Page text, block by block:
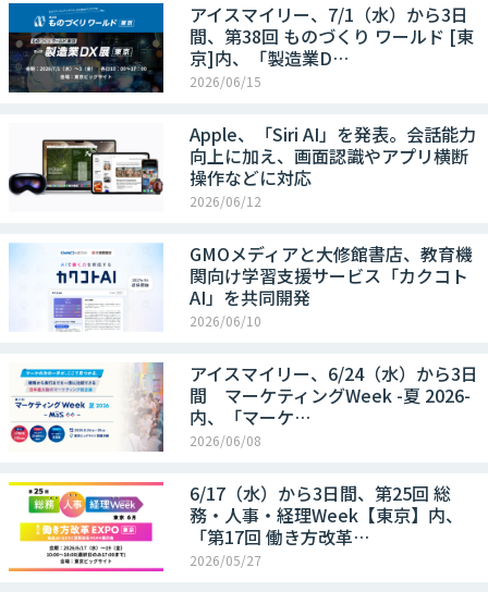
アイスマイリー、7/1（水）から3日
間、第38回 ものづくり ワールド [東
京]内、「製造業D…
2026/06/15
Apple、「Siri AI」を発表。会話能力
向上に加え、画面認識やアプリ横断
操作などに対応
2026/06/12
GMOメディアと大修館書店、教育機
関向け学習支援サービス「カクコト
AI」を共同開発
2026/06/10
アイスマイリー、6/24（水）から3日
間 マーケティングWeek -夏 2026-
内、「マーケ…
2026/06/08
6/17（水）から3日間、第25回 総
務・人事・経理Week【東京】内、
「第17回 働き方改革…
2026/05/27